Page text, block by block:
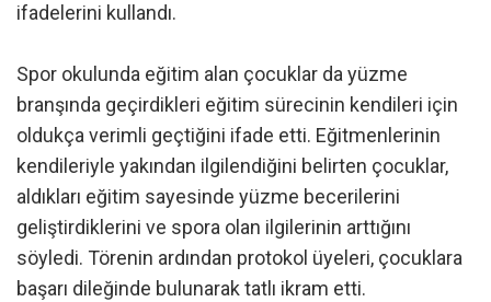
ifadelerini kullandı.
Spor okulunda eğitim alan çocuklar da yüzme
branşında geçirdikleri eğitim sürecinin kendileri için
oldukça verimli geçtiğini ifade etti. Eğitmenlerinin
kendileriyle yakından ilgilendiğini belirten çocuklar,
aldıkları eğitim sayesinde yüzme becerilerini
geliştirdiklerini ve spora olan ilgilerinin arttığını
söyledi. Törenin ardından protokol üyeleri, çocuklara
başarı dileğinde bulunarak tatlı ikram etti.